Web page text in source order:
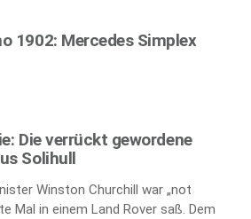
1902: Mercedes Simplex
Die verrückt gewordene
Solihull
Winston Churchill war „not
Mal in einem Land Rover saß. Dem